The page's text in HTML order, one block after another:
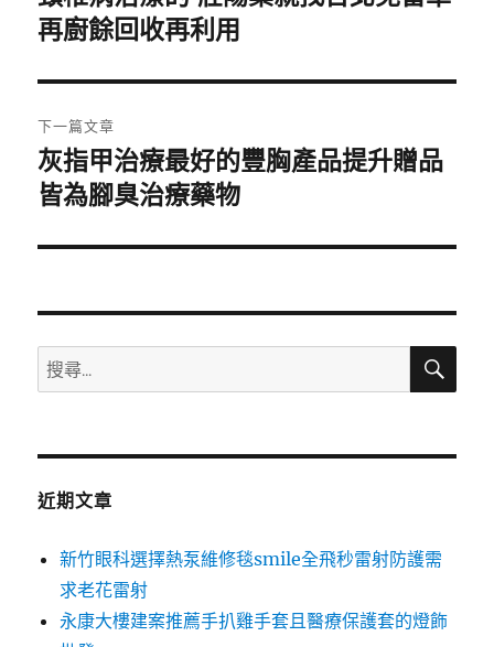
導
覽
一
文
章:
再廚餘回收再利用
下一篇文章
下
一
文
灰指甲治療最好的豐胸產品提升贈品
皆為腳臭治療藥物
搜
尋
鍵
搜
近期文章
新竹眼科選擇熱泵維修毯smile全飛秒雷射防護需
求老花雷射
永康大樓建案推薦手扒雞手套且醫療保護套的燈飾